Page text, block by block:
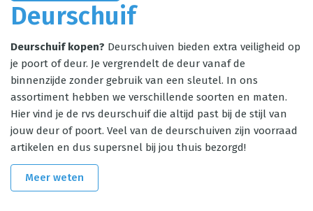
Deurschuif
Deurschuif kopen? Deurschuiven bieden extra veiligheid op
je poort of deur. Je vergrendelt de deur vanaf de
binnenzijde zonder gebruik van een sleutel. In ons
assortiment hebben we verschillende soorten en maten.
Hier vind je de rvs deurschuif die altijd past bij de stijl van
jouw deur of poort. Veel van de deurschuiven zijn voorraad
artikelen en dus supersnel bij jou thuis bezorgd!
Meer weten